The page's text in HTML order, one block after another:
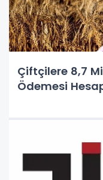
Çiftçilere 8,7
Ödemesi